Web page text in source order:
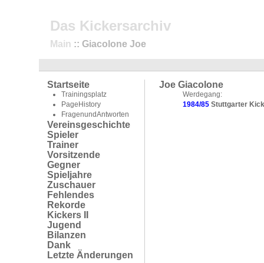
Das Kickersarchiv
Main :: Giacolone Joe
Startseite
Trainingsplatz
PageHistory
FragenundAntworten
Vereinsgeschichte
Spieler
Trainer
Vorsitzende
Gegner
Spieljahre
Zuschauer
Fehlendes
Rekorde
Kickers II
Jugend
Bilanzen
Dank
Letzte Änderungen
Joe Giacolone
Werdegang:
1984/85 Stuttgarter